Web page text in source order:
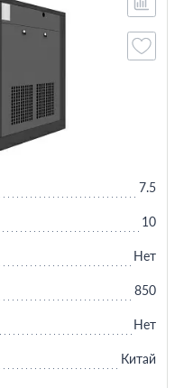
7.5
10
Нет
850
Нет
Китай